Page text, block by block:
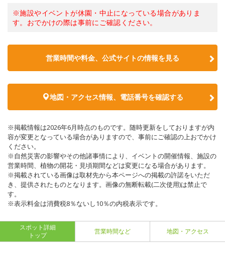
※施設やイベントが休園・中止になっている場合がありま
す。おでかけの際は事前にご確認ください。
営業時間や料金、公式サイトの情報を見る
地図・アクセス情報、電話番号を確認する
※掲載情報は2026年6月時点のものです。随時更新をしておりますが内
容が変更となっている場合がありますので、事前にご確認の上おでかけ
ください。
※自然災害の影響やその他諸事情により、イベントの開催情報、施設の
営業時間、植物の開花・見頃期間などは変更になる場合があります。
※掲載されている画像は取材先から本ページへの掲載の許諾をいただ
き、提供されたものとなります。画像の無断転載(二次使用)は禁止で
す。
※表示料金は消費税8％ないし10％の内税表示です。
スポット詳細
トップ
営業時間など 地図・アクセス